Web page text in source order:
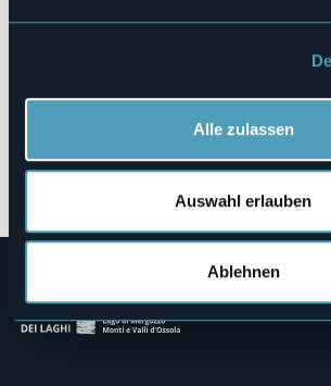
Alle zulassen
Auswahl erlauben
Ablehnen
Öffnen Sie die Karte